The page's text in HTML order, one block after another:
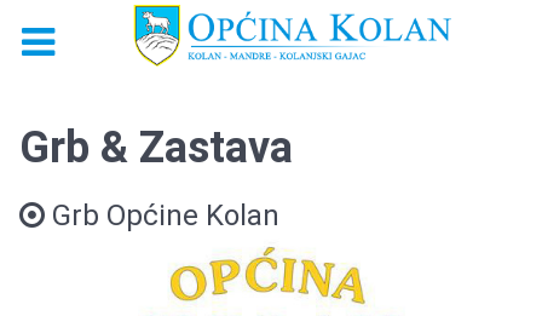
Grb & Zastava
Grb Općine Kolan